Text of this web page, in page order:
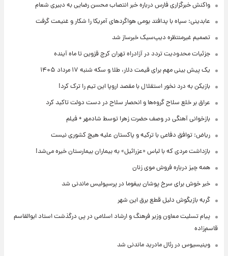
واکنش خبرگزاری فارس درباره خبر انتصاب محسن رضایی به دبیری شعام
عابدینی: سپاه با پدافند بومی هواگردهای آمریکا را شکار و غنیمت گرفت
تصمیم غیرمنتظره دیپ‌سیک خبرساز شد
جزئیات محدودیت تردد در آزادراه تهران کرج قزوین تا ماه آینده
یک پیش ‌بینی مهم برای قیمت دلار، طلا و سکه شنبه ۱۷ مرداد ۱۴۰۵
بازیکن به درد نخور استقلال با مقصد اروپا این تیم را ترک کرد!
عراق بر خلع سلاح گروه‌ها و انحصار سلاح در دست دولت تاکید کرد
بازخوانی آهنگی در وصف حضرت زهرا توسط شادمهر + فیلم
ریاض: توافق دفاعی با ترکیه و پاکستان علیه هیچ کشوری نیست
بازداشت مردی که با لباس «عزرائیل» به بیماران بیمارستان خیره می‌شد!
همه چیز درباره فروش موی زنان
خبر خوش برای سرخ پوشان بیفوما در پرسپولیس ماندنی شد
گربه بازیگوش دلیل قطع برق این شهر
پیام تسلیت معاون وزیر فرهنگ و ارشاد اسلامی در پی درگذشت استاد ابوالقاسم
قاسم‌زاده
وینیسیوس در رئال مادرید ماندنی شد